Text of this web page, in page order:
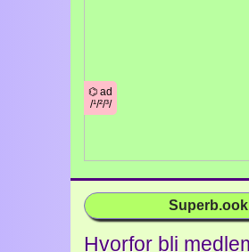
⌬ ad
/¹/²/³/
Hvorfor bli